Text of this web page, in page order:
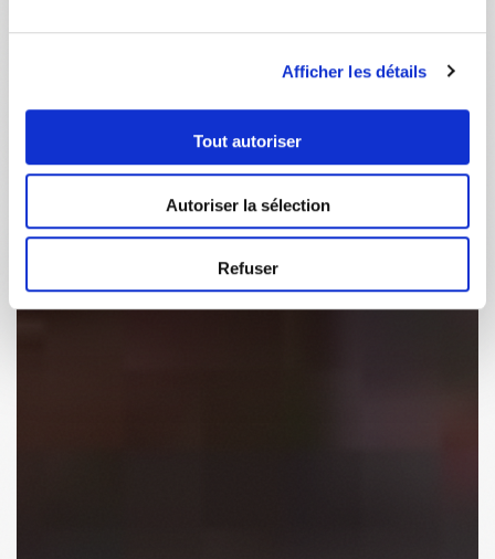
Afficher les détails
Tout autoriser
Autoriser la sélection
Refuser